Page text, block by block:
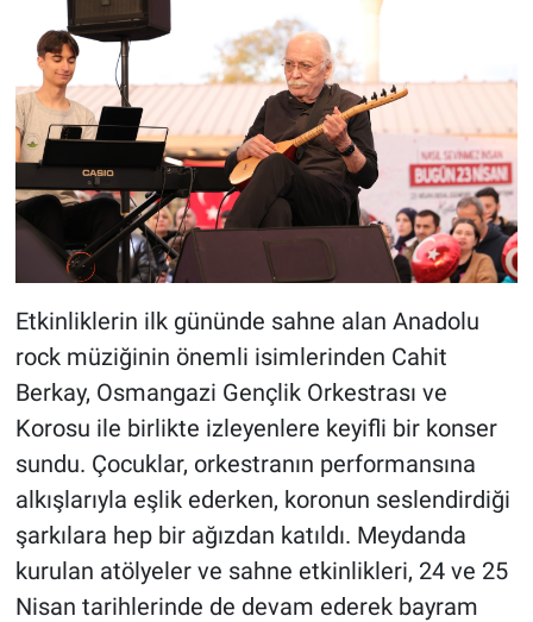
Etkinliklerin ilk gününde sahne alan Anadolu
rock müziğinin önemli isimlerinden Cahit
Berkay, Osmangazi Gençlik Orkestrası ve
Korosu ile birlikte izleyenlere keyifli bir konser
sundu. Çocuklar, orkestranın performansına
alkışlarıyla eşlik ederken, koronun seslendirdiği
şarkılara hep bir ağızdan katıldı. Meydanda
kurulan atölyeler ve sahne etkinlikleri, 24 ve 25
Nisan tarihlerinde de devam ederek bayram